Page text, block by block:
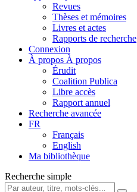
Revues
Thèses et mémoires
Livres et actes
Rapports de recherche
Connexion
À propos À propos
Érudit
Coalition Publica
Libre accès
Rapport annuel
Recherche avancée
FR
Français
English
Ma bibliothèque
Recherche simple